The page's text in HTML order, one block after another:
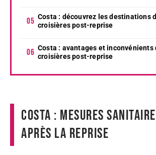
Costa : découvrez les destinations
croisières post-reprise
Costa : avantages et inconvénients
croisières post-reprise
Costa : mesures
après la reprise